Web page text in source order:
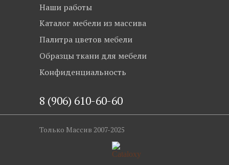
8 (906) 610-60-60
Наши работы
Каталог мебели из массива
Палитра цветов мебели
Образцы ткани для мебели
Конфиденциальность
Только Массив 2007-2025